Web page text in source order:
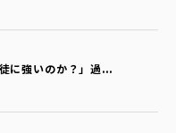
に強いのか？」過...